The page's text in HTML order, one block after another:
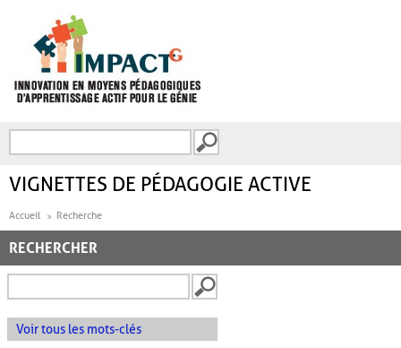
FORMULAIRE DE
VIGNETTES DE PÉDAGOGIE ACTIVE
Accueil Recherche
RECHERCHER
Voir tous les mots-clés